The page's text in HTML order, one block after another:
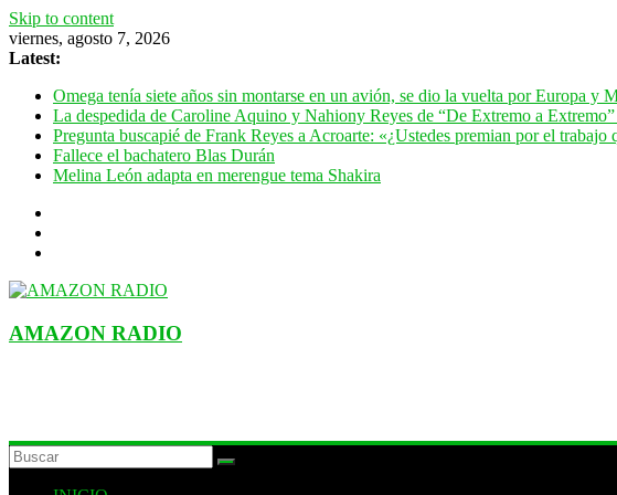
Skip to content
viernes, agosto 7, 2026
Latest:
Omega tenía siete años sin montarse en un avión, se dio la vuelta por Europa y
La despedida de Caroline Aquino y Nahiony Reyes de “De Extremo a Extremo”
Pregunta buscapié de Frank Reyes a Acroarte: «¿Ustedes premian por el
Fallece el bachatero Blas Durán
Melina León adapta en merengue tema Shakira
AMAZON RADIO